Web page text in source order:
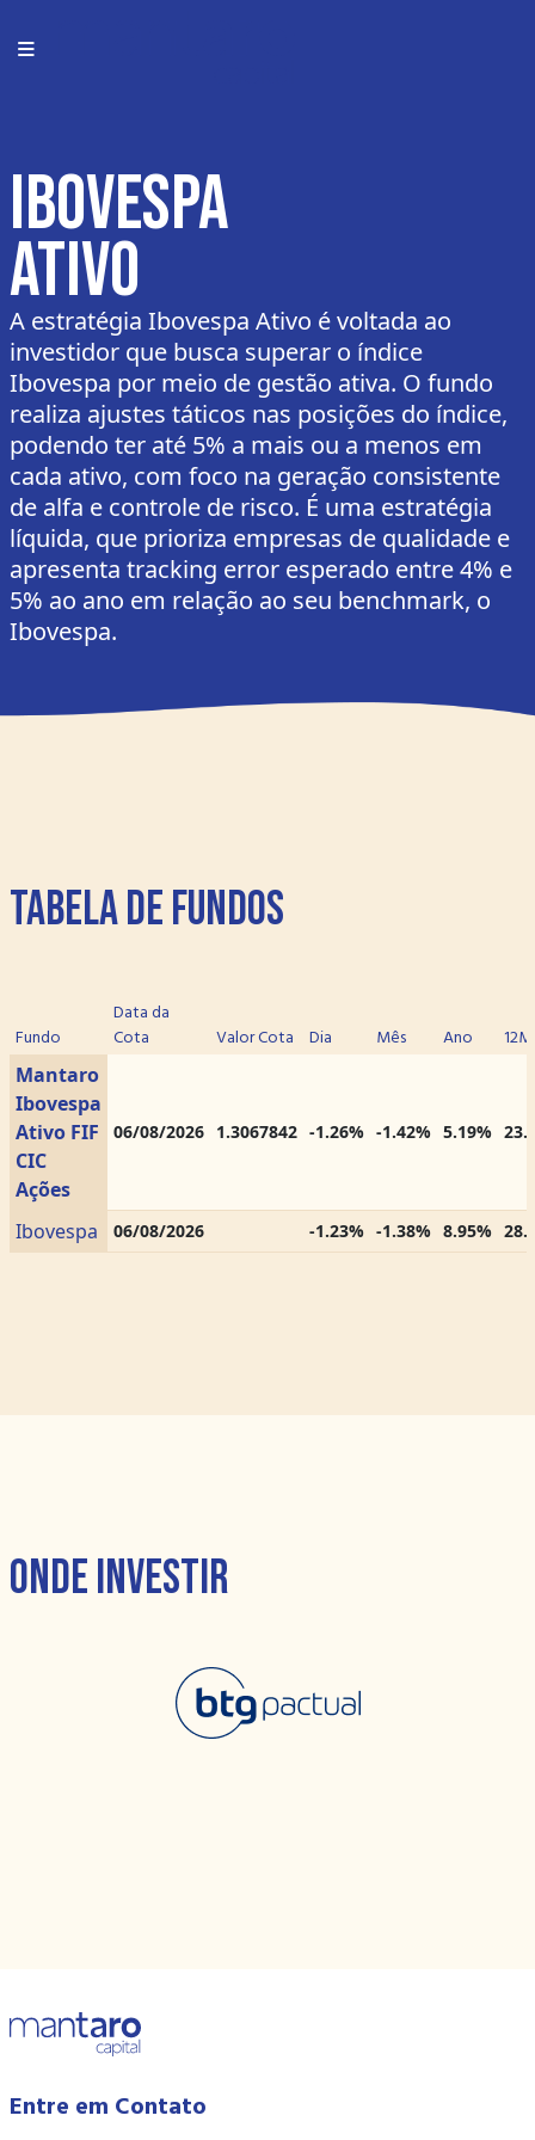
Ibovespa
Ativo
A estratégia Ibovespa Ativo é voltada ao
investidor que busca superar o índice
Ibovespa por meio de gestão ativa. O fundo
realiza ajustes táticos nas posições do índice,
podendo ter até 5% a mais ou a menos em
cada ativo, com foco na geração consistente
de alfa e controle de risco. É uma estratégia
líquida, que prioriza empresas de qualidade e
apresenta tracking error esperado entre 4% e
5% ao ano em relação ao seu benchmark, o
Ibovespa.
Tabela de Fundos
Fundo
Data da
Cota
Valor Cota Dia Mês Ano 12M
Mantaro
Ibovespa
Ativo FIF
CIC
Ações
06/08/2026 1.3067842 -1.26% -1.42% 5.19%
Ibovespa 06/08/2026 -1.23% -1.38% 8.95%
Onde Investir
Entre em Contato